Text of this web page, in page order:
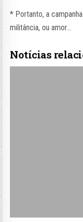
* Portanto, a
militância, ou amor…
Notícias